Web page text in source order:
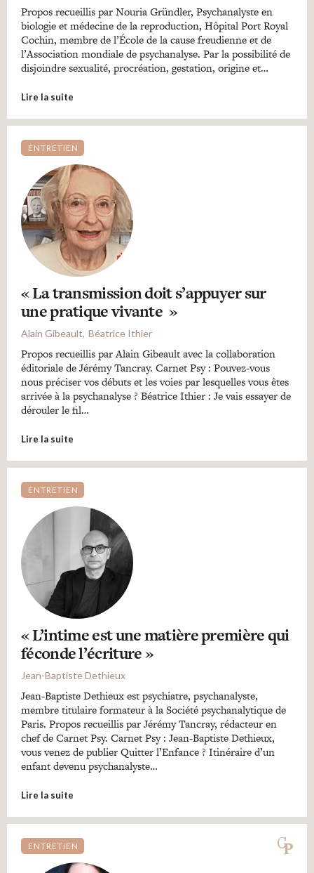
Propos recueillis par Nouria Gründler, Psychanalyste en
biologie et médecine de la reproduction, Hôpital Port Royal
Cochin, membre de l’École de la cause freudienne et de
l’Association mondiale de psychanalyse. Par la possibilité de
disjoindre sexualité, procréation, gestation, origine et…
Lire la suite
ENTRETIEN
« La transmission doit s’appuyer sur
une pratique vivante »
Alain Gibeault Béatrice Ithier
Propos recueillis par Alain Gibeault avec la collaboration
éditoriale de Jérémy Tancray. Carnet Psy : Pouvez-vous
nous préciser vos débuts et les voies par lesquelles vous êtes
arrivée à la psychanalyse ? Béatrice Ithier : Je vais essayer de
dérouler le fil…
Lire la suite
ENTRETIEN
« L’intime est une matière première qui
féconde l’écriture »
Jean-Baptiste Dethieux
Jean-Baptiste Dethieux est psychiatre, psychanalyste,
membre titulaire formateur à la Société psychanalytique de
Paris. Propos recueillis par Jérémy Tancray, rédacteur en
chef de Carnet Psy. Carnet Psy : Jean-Baptiste Dethieux,
vous venez de publier Quitter l’Enfance ? Itinéraire d’un
enfant devenu psychanalyste…
Lire la suite
ENTRETIEN